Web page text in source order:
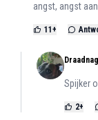
angst, angst
11+
Spijker
2+